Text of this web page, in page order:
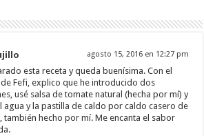
agosto 15, 2016 en 12:27 pm
esta receta y queda buenísima. Con el
Fefi, explico que he introducido dos
usé salsa de tomate natural (hecha por mí) y
agua y la pastilla de caldo por caldo casero de
también hecho por mí. Me encanta el sabor